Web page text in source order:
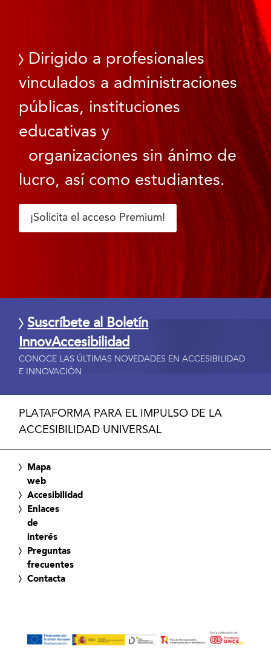
Dirigido a profesionales
vinculados a administraciones
públicas, instituciones
educativas y
organizaciones sin ánimo de
lucro, así como estudiantes.
¡Solicita el acceso Premium!
Suscríbete al Boletín
InnovAccesibilidad
CONOCE LAS ÚLTIMAS NOVEDADES EN ACCESIBILIDAD
E INNOVACIÓN
PLATAFORMA PARA EL IMPULSO DE LA
ACCESIBILIDAD UNIVERSAL
Mapa
web
Accesibilidad
Enlaces
de
interés
Preguntas
frecuentes
Contacta